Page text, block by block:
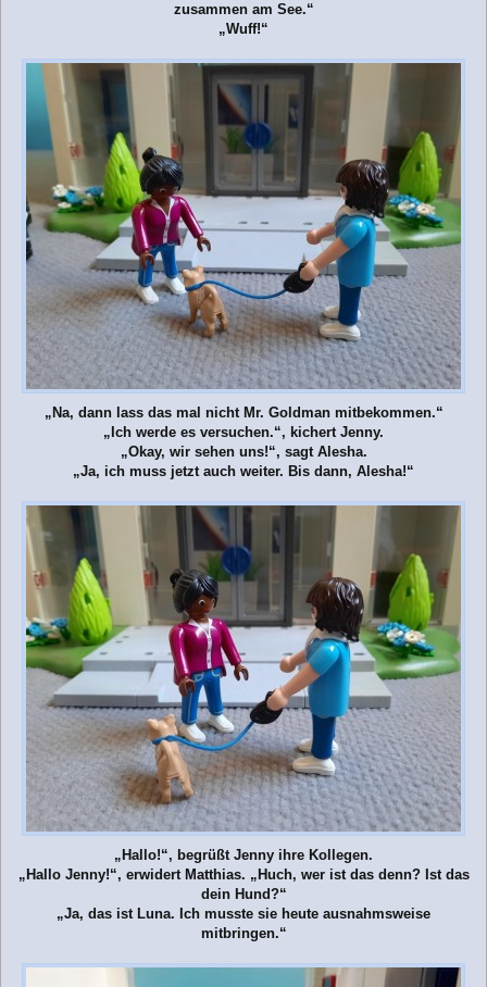
zusammen am See.“
„Wuff!“
„Na, dann lass das mal nicht Mr. Goldman mitbekommen.“
„Ich werde es versuchen.“, kichert Jenny.
„Okay, wir sehen uns!“, sagt Alesha.
„Ja, ich muss jetzt auch weiter. Bis dann, Alesha!“
„Hallo!“, begrüßt Jenny ihre Kollegen.
„Hallo Jenny!“, erwidert Matthias. „Huch, wer ist das denn? Ist das
dein Hund?“
„Ja, das ist Luna. Ich musste sie heute ausnahmsweise
mitbringen.“